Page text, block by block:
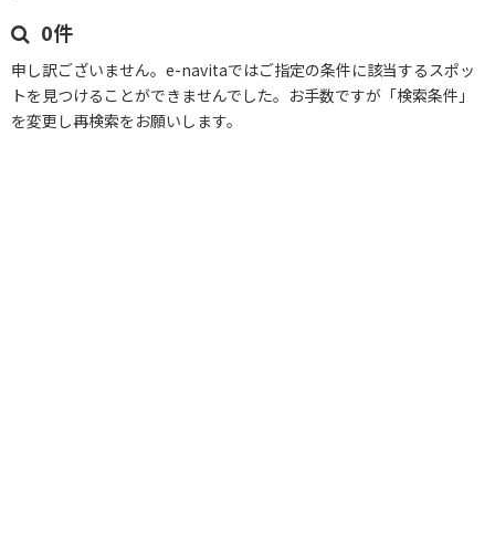
0件
申し訳ございません。e-navitaではご指定の条件に該当するスポッ
トを見つけることができませんでした。お手数ですが「検索条件」
を変更し再検索をお願いします。